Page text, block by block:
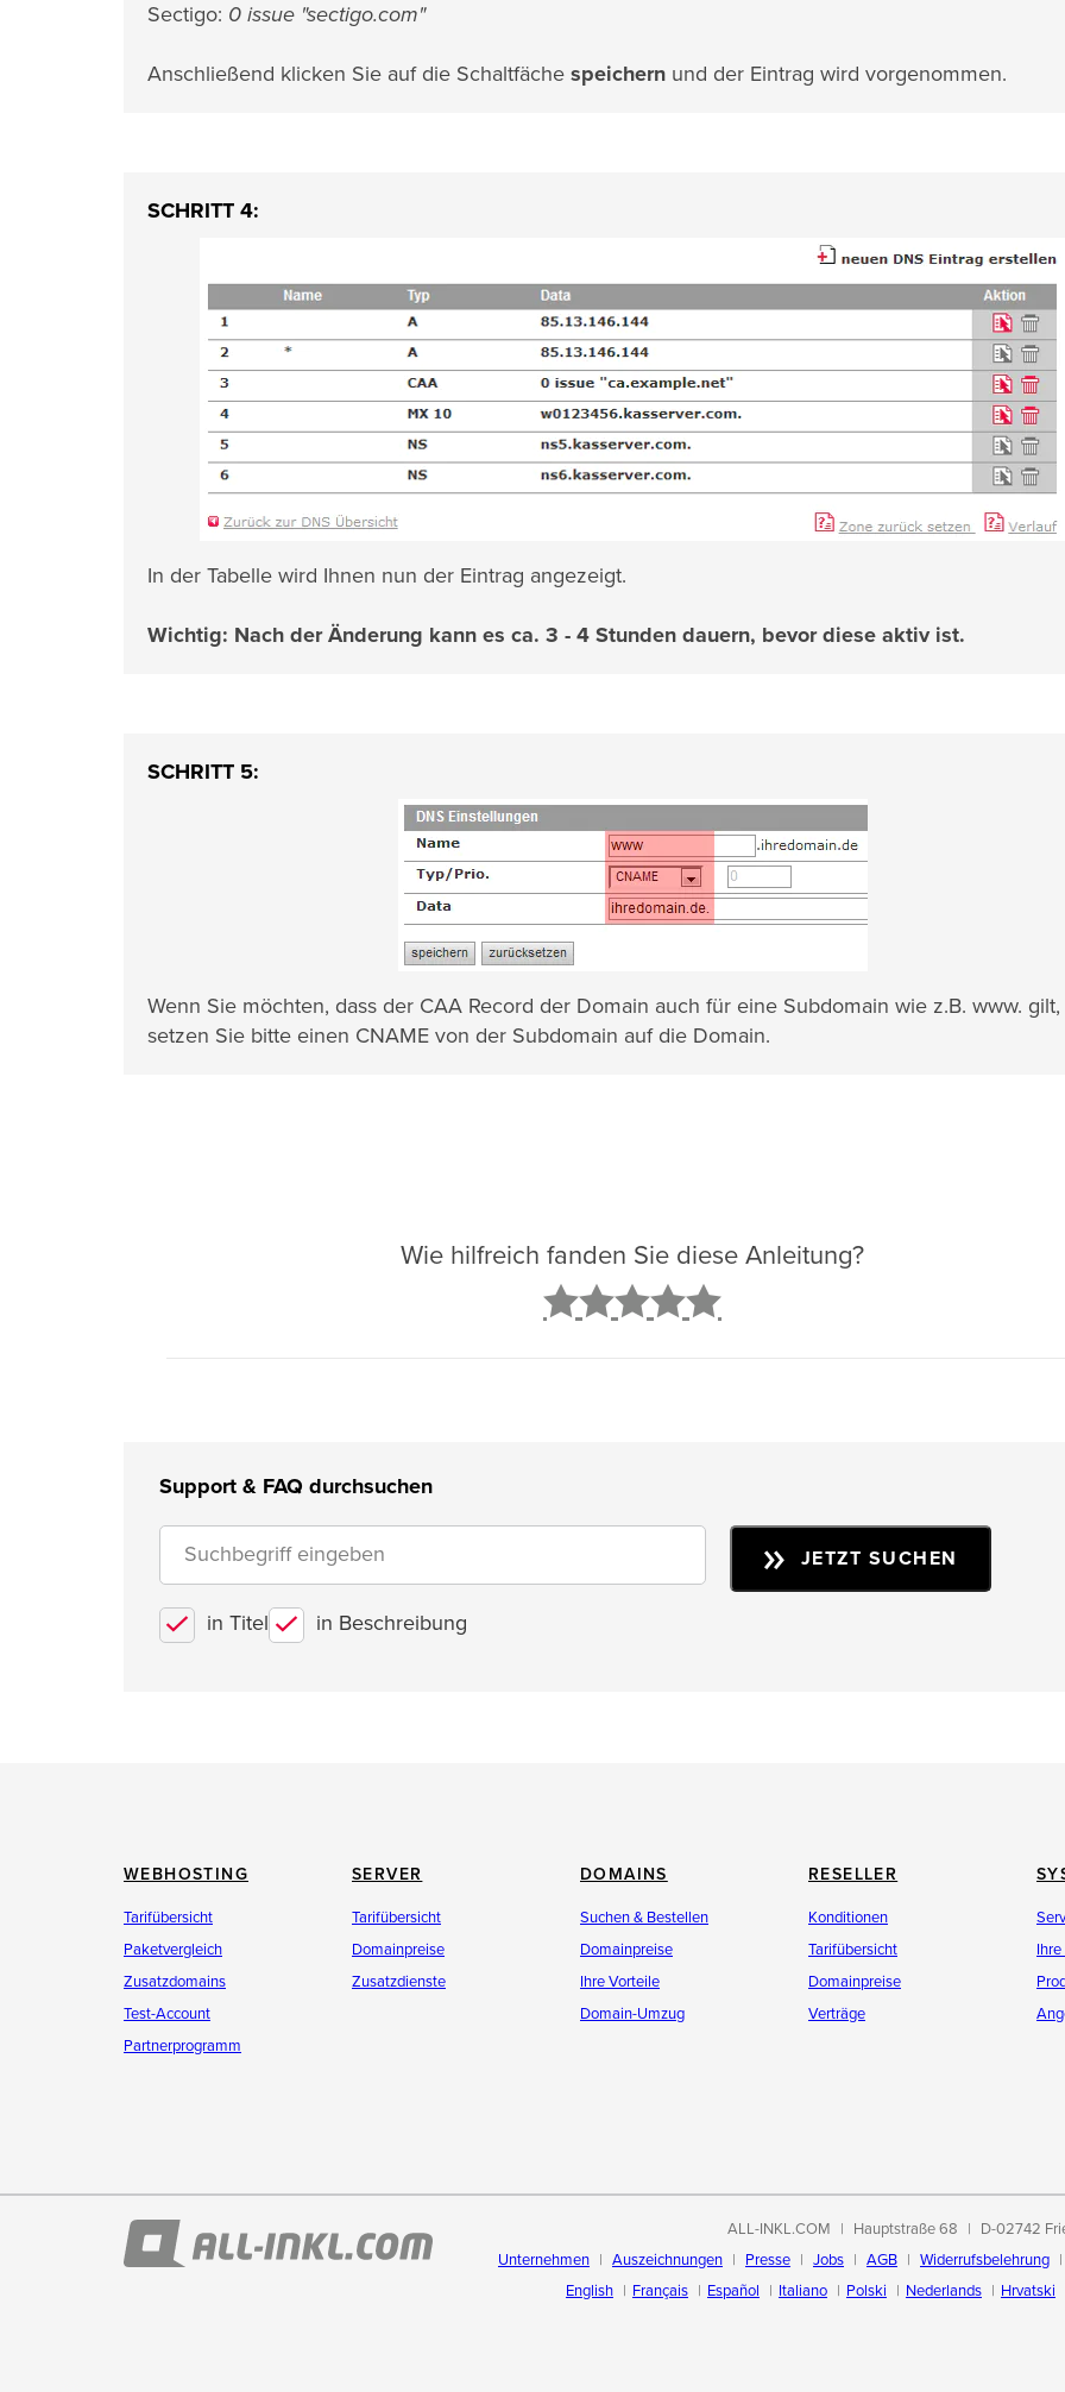
Sectigo: 0 issue "sectigo.com"
Anschließend klicken Sie auf die Schaltfäche speichern und der Eintrag wird vorgenommen.
SCHRITT 4:
In der Tabelle wird Ihnen nun der Eintrag angezeigt.
Wichtig: Nach der Änderung kann es ca. 3 - 4 Stunden dauern, bevor diese aktiv ist.
SCHRITT 5:
Wenn Sie möchten, dass der CAA Record der Domain auch für eine Subdomain wie z.B. www.
setzen Sie bitte einen CNAME von der Subdomain auf die Domain.
Wie hilfreich fanden Sie diese Anleitung?
Support & FAQ durchsuchen
in Titel in Beschreibung
JETZT SUCHEN
WEBHOSTING
Tarifübersicht
Paketvergleich
Zusatzdomains
Test-Account
Partnerprogramm
SERVER
Tarifübersicht
Domainpreise
Zusatzdienste
DOMAINS
Suchen & Bestellen
Domainpreise
Ihre Vorteile
Domain-Umzug
RESELLER
Konditionen
Tarifübersicht
Domainpreise
Verträge
ALL-INKL.COM Hauptstraße 68
D-02742
Unternehmen
Auszeichnungen Presse Jobs AGB
Widerrufsbelehrung
English
Français Español Italiano Polski Nederlands Hrvatski